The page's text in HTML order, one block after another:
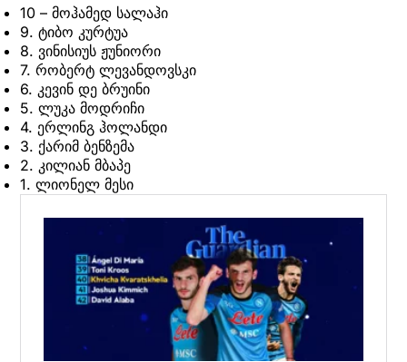
10 – მოჰამედ სალაჰი
9. ტიბო კურტუა
8. ვინისიუს ჟუნიორი
7. რობერტ ლევანდოვსკი
6. კევინ დე ბრუინი
5. ლუკა მოდრიჩი
4. ერლინგ ჰოლანდი
3. ქარიმ ბენზემა
2. კილიან მბაპე
1. ლიონელ მესი